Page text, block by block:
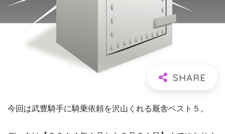
今回は武豊騎手に騎乗依頼を沢山くれる厩舎ベスト５。